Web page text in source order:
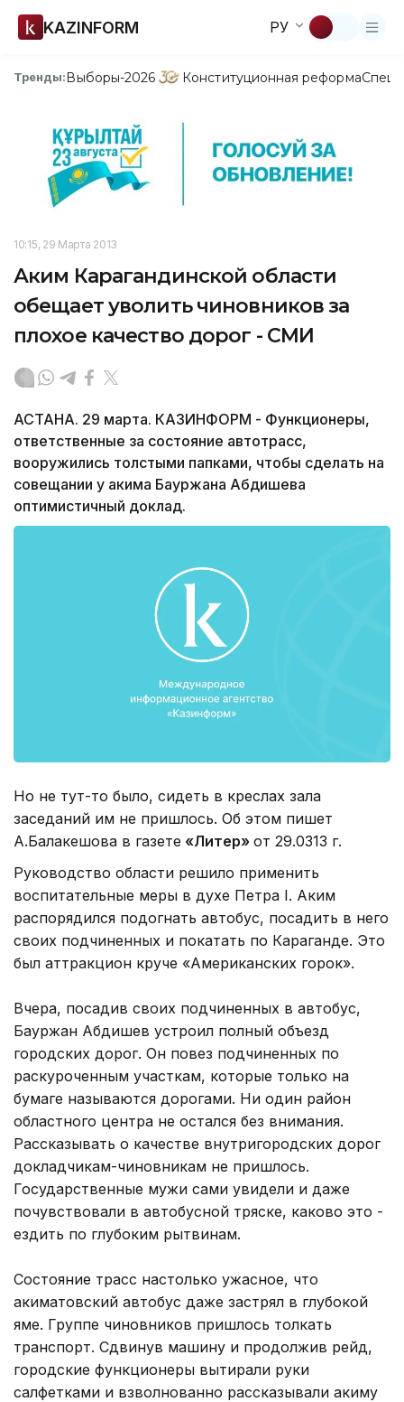
KAZINFORM РУ
Тренды:Выборы-2026 Конституционная реформа
10:15, 29 Марта 2013
Аким Карагандинской области
обещает уволить чиновников за
плохое качество дорог - СМИ
АСТАНА. 29 марта. КАЗИНФОРМ - Функционеры,
ответственные за состояние автотрасс,
вооружились толстыми папками, чтобы сделать на
совещании у акима Бауржана Абдишева
оптимистичный доклад.
Но не тут-то было, сидеть в креслах зала
заседаний им не пришлось. Об этом пишет
А.Балакешова в газете «Литер» от 29.0313 г.
Руководство области решило применить
воспитательные меры в духе Петра I. Аким
распорядился подогнать автобус, посадить в него
своих подчиненных и покатать по Караганде. Это
был аттракцион круче «Американских горок».
Вчера, посадив своих подчиненных в автобус,
Бауржан Абдишев устроил полный объезд
городских дорог. Он повез подчиненных по
раскуроченным участкам, которые только на
бумаге называются дорогами. Ни один район
областного центра не остался без внимания.
Рассказывать о качестве внутригородских дорог
докладчикам-чиновникам не пришлось.
Государственные мужи сами увидели и даже
почувствовали в автобусной тряске, каково это -
ездить по глубоким рытвинам.
Состояние трасс настолько ужасное, что
акиматовский автобус даже застрял в глубокой
яме. Группе чиновников пришлось толкать
транспорт. Сдвинув машину и продолжив рейд,
городские функционеры вытирали руки
салфетками и взволнованно рассказывали акиму